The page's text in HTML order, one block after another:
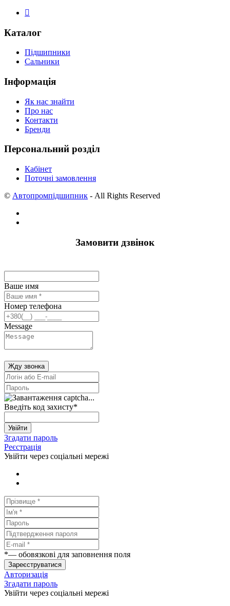
Каталог
Підшипники
Сальники
Інформація
Як нас знайти
Про нас
Контакти
Бренди
Персональний розділ
Кабінет
Поточні замовлення
© Автопромпідшипник - All Rights Reserved
Замовити дзвінок
Ваше имя
Номер телефона
Message
Жду звонка
Введіть код захисту*
Увійти
Згадати пароль
Реєстрація
Увійти через соціальні мережі
*— обовязкові для заповнення поля
Зареєструватися
Авторизація
Згадати пароль
Увійти через соціальні мережі